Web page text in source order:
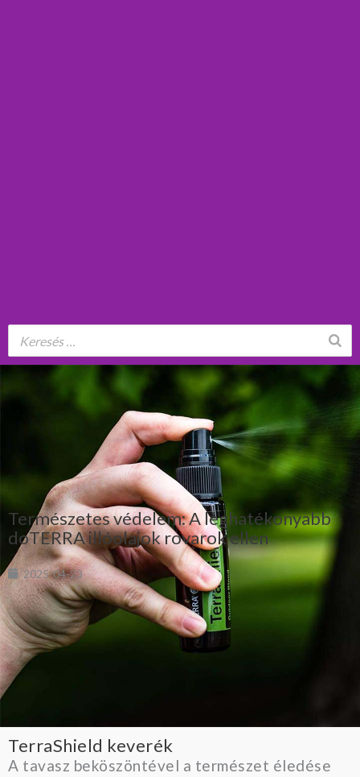
Természetes védelem: A leghatékonyabb
doTERRA illóolajok rovarok ellen
2025-04-23
TerraShield keverék
A tavasz beköszöntével a természet éledése